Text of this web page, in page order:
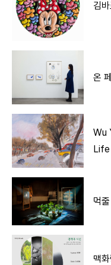
김
온
Wu
Life
먹
맥